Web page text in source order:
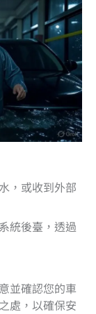
，或收到外部
統後臺，透過
並確認您的車
處，以確保安